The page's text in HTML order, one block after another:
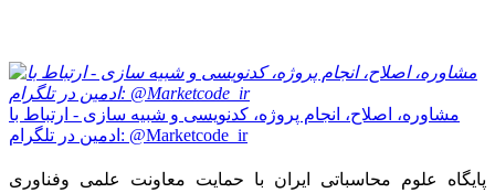
مشاوره، اصلاح، انجام پروژه، کدنویسی و شبیه سازی - ارتباط با
ادمین در تلگرام: @Marketcode_ir
پایگاه علوم محاسباتی ایران با حمایت معاونت علمی وفناوری